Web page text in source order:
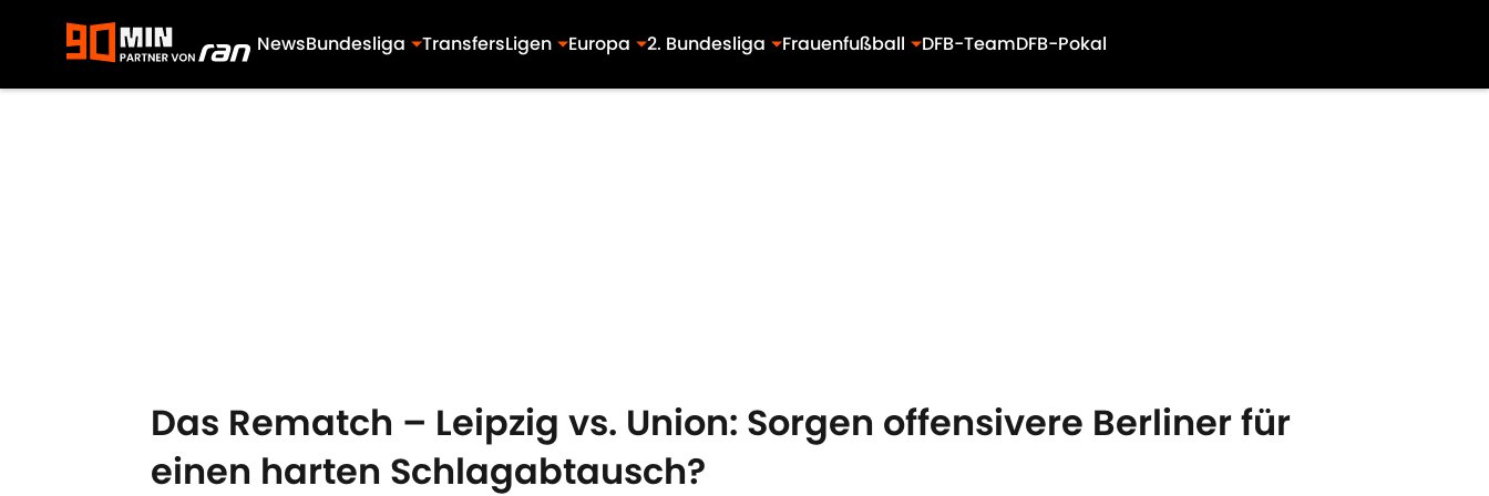
NewsBundesliga TransfersLigen Europa 2. Bundesliga Frauenfußball DFB-TeamDFB-Pokal
Das Rematch – Leipzig vs. Union: Sorgen offensivere Berliner für
einen harten Schlagabtausch?